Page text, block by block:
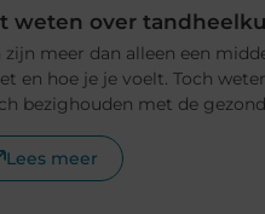
weten over
zijn meer dan alleen een
en hoe je je voelt. Toch
bezighouden met de
Lees meer